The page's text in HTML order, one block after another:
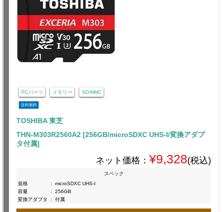
PCパーツ メモリー SD/MMC
送料無料
TOSHIBA 東芝
THN-M303R2560A2 [256GB/microSDXC UHS-I/変換アダプ
タ付属]
ネット価格： ¥9,328(税込)
スペック
規格
:
microSDXC UHS-I
容量
:
256GB
変換アダプタ
: 付属